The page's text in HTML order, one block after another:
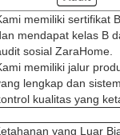
memiliki sertifikat
mendapat kelas B
sosial ZaraHome.
memiliki jalur
lengkap dan sistem
kualitas yang
yang Luar